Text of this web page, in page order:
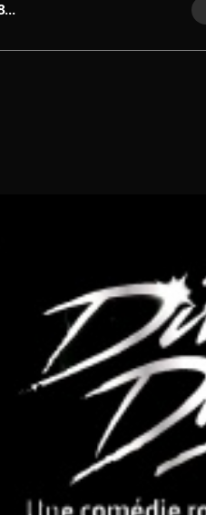
Faux raccords - Les erreurs (explosives) dans Oppenheimer - Émission du samedi 8 août